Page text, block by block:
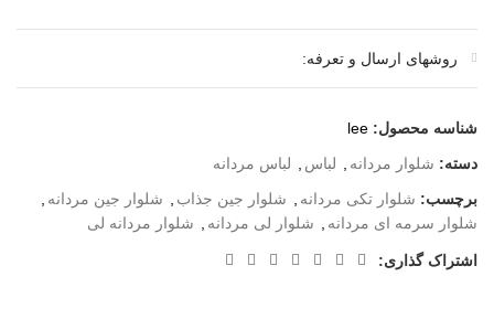
روشهای ارسال و تعرفه:
شناسه محصول: lee
دسته: شلوار مردانه لباس
لباس مردانه
برچسب: شلوار تکی مردانه شلوار جین جذاب شلوار جین مردانه
شلوار سرمه ای مردانه
شلوار لی مردانه شلوار مردانه لی
اشتراک گذاری: